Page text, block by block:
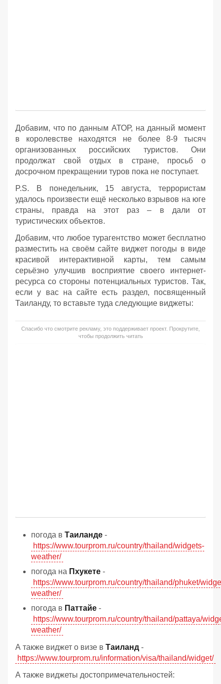
Добавим, что по данным АТОР, на данный момент
в королевстве находятся не более 8-9 тысяч
организованных российских туристов. Они
продолжат свой отдых в стране, просьб о
досрочном прекращении туров пока не поступает.
P.S. В понедельник, 15 августа, террористам
удалось произвести ещё несколько взрывов на юге
страны, правда на этот раз – в дали от
туристических объектов.
Добавим, что любое турагентство может бесплатно
разместить на своём сайте виджет погоды в виде
красивой интерактивной карты, тем самым
серьёзно улучшив восприятие своего интернет-
ресурса со стороны потенциальных туристов. Так,
если у вас на сайте есть раздел, посвященный
Таиланду, то вставьте туда следующие виджеты:
Спасибо что смотрите рекламу, это поддерживает проект. Прокрутите,
чтобы продолжить читать
погода в Таиланде -
https://www.tourprom.ru/country/thailand/widgets-
weather/
погода на Пхукете -
https://www.tourprom.ru/country/thailand/phuket/
weather/
погода в Паттайе -
https://www.tourprom.ru/country/thailand/pattaya/
weather/
А также виджет о визе в Таиланд -
https://www.tourprom.ru/information/visa/thailand/widget/
А также виджеты достопримечательностей: